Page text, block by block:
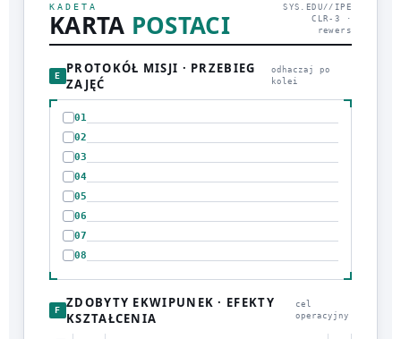
KADETA
KARTA POSTACI
SYS.EDU//IPE
CLR-3 ·
rewers
E
PROTOKÓŁ MISJI · PRZEBIEG
ZAJĘĆ
odhaczaj po
kolei
01
02
03
04
05
06
07
08
F
ZDOBYTY EKWIPUNEK · EFEKTY
KSZTAŁCENIA
cel
operacyjny